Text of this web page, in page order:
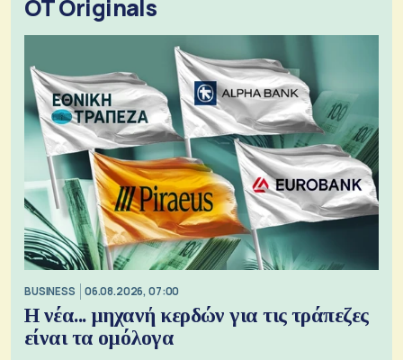
OT Originals
BUSINESS 06.08.2026, 07:00
Η νέα... μηχανή κερδών για τις τράπεζες
είναι τα ομόλογα